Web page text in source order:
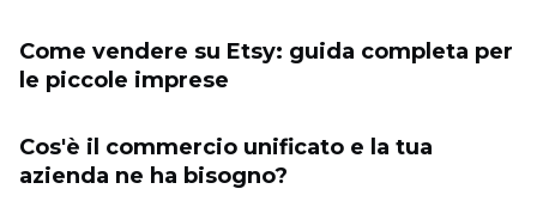
Come vendere su Etsy: guida completa per
le piccole imprese
Cos'è il commercio unificato e la tua
azienda ne ha bisogno?